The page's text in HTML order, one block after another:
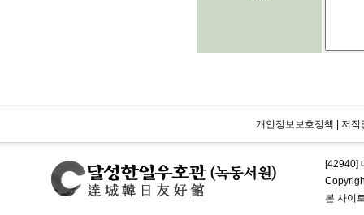
개인정보보호정책 저작
[42940]
본 사이